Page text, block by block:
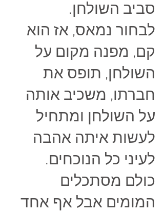
סביב השולחן.
לבחור נמאס, אז הוא
קם, מפנה מקום על
השולחן, תופס את
חברתו, משכיב אותה
על השולחן ומתחיל
לעשות איתה אהבה
לעיני כל הנוכחים.
כולם מסתכלים
המומים אבל אף אחד